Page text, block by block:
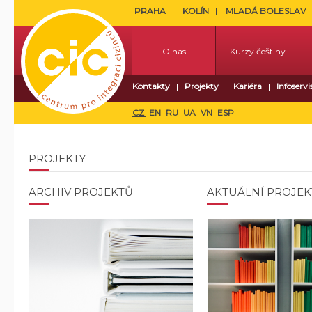
PRAHA KOLÍN MLADÁ BOLESLAV
O nás Kurzy češtiny
Kontakty Projekty Kariéra
CZ EN RU UA VN ESP
PROJEKTY
ARCHIV PROJEKTŮ AKTUÁLNÍ